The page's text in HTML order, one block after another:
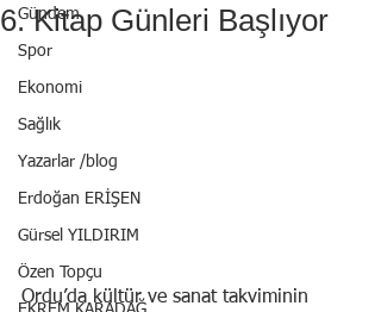
Gündem
Spor
Ekonomi
Sağlık
Yazarlar /blog
Erdoğan ERİŞEN
Gürsel YILDIRIM
Özen Topçu
6. Kitap Günleri Başlıyor
Ordu’da kültür ve sanat takviminin